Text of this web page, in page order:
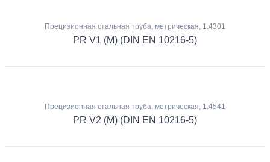
Прецизионная стальная труба, метрическая, 1.4301
PR V1 (M) (DIN EN 10216-5)
Прецизионная стальная труба, метрическая, 1.4541
PR V2 (M) (DIN EN 10216-5)